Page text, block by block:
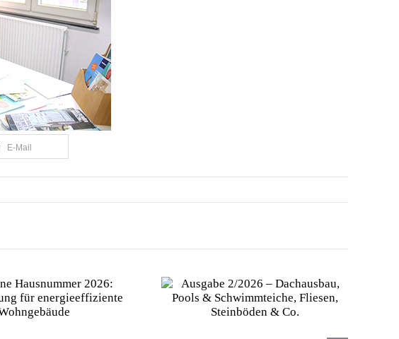
E-Mail
Ausgabe 2/2026 –
Dachausbau, Pools &
Schwimmteiche, Fliesen,